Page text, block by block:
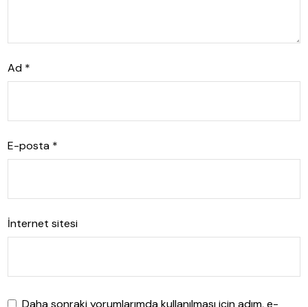
Ad *
E-posta *
İnternet sitesi
Daha sonraki yorumlarımda kullanılması için adım, e-